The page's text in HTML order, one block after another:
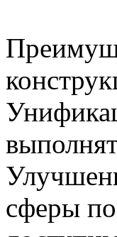
сферы